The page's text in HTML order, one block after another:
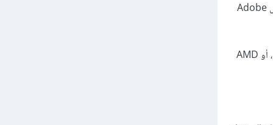
الحد الأدنى من المتطلبات، ولكن يمكن أن نتفق على أن المواصفات التالية تفي بالغرض لأغلب برامج التصميم مثل Adobe
وحدة المعالجة المركزية CPU: يفضل أن تكون من نوع inter core i3 - i5 - i7 الجيل العاشر أو أعلى، أو AMD